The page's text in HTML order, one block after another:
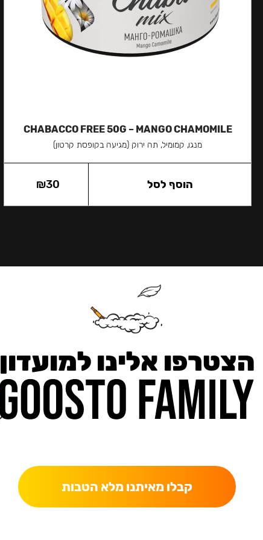
CHABACCO FREE 50G – MANGO CHAMOMILE
מנגו, קמומיל, תה ירוק (מגיעה בקופסת קרטון)
₪30 הוסף לסל
הצטרפו אלינו למועדון
קבלו מאיתנו מלא הטבות